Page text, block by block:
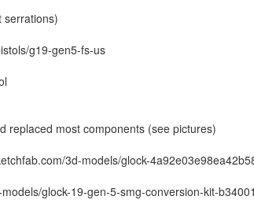
serrations)
g19-gen5-fs-us
replaced most components (see pictures)
3d-models/glock-
glock-19-gen-5-smg-conversion-kit-